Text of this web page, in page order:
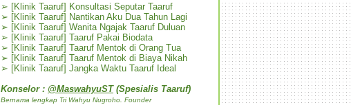
➢ [Klinik Taaruf] Konsultasi Seputar Taaruf
➢ [Klinik Taaruf] Nantikan Aku Dua Tahun Lagi
➢ [Klinik Taaruf] Wanita Ngajak Taaruf Duluan
➢ [Klinik Taaruf] Taaruf Pakai Biodata
➢ [Klinik Taaruf] Taaruf Mentok di Orang Tua
➢ [Klinik Taaruf] Taaruf Mentok di Biaya Nikah
➢ [Klinik Taaruf] Jangka Waktu Taaruf Ideal
Konselor : @MaswahyuST(Spesialis Taaruf)
Bernama lengkap Tri Wahyu Nugroho. Founder